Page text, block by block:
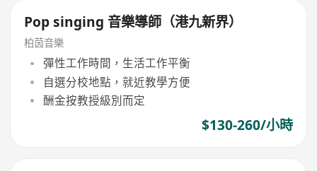
Pop singing 音樂導師（港九新界）
柏茵音樂
彈性工作時間，生活工作平衡
自選分校地點，就近教學方便
酬金按教授級別而定
$130-260/小時